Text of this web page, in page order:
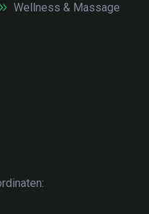
Wellness & Massage